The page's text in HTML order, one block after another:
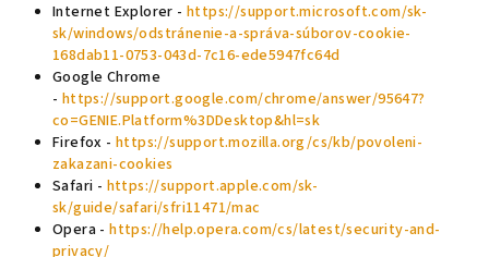
Internet Explorer -https://support.microsoft.com/sk-
sk/windows/odstránenie-a-správa-súborov-cookie-
168dab11-0753-043d-7c16-ede5947fc64d
Google Chrome
- https://support.google.com/chrome/answer/95647?
co=GENIE.Platform%3DDesktop&hl=sk
Firefox -https://support.mozilla.org/cs/kb/povoleni-
zakazani-cookies
Safari - https://support.apple.com/sk-
sk/guide/safari/sfri11471/mac
Opera -https://help.opera.com/cs/latest/security-and-
privacy/